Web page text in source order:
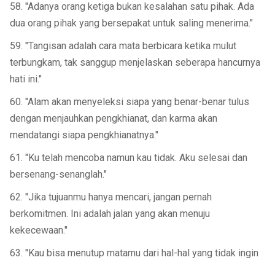
58. "Adanya orang ketiga bukan kesalahan satu pihak. Ada
dua orang pihak yang bersepakat untuk saling menerima."
59. "Tangisan adalah cara mata berbicara ketika mulut
terbungkam, tak sanggup menjelaskan seberapa hancurnya
hati ini."
60. "Alam akan menyeleksi siapa yang benar-benar tulus
dengan menjauhkan pengkhianat, dan karma akan
mendatangi siapa pengkhianatnya."
61. "Ku telah mencoba namun kau tidak. Aku selesai dan
bersenang-senanglah."
62. "Jika tujuanmu hanya mencari, jangan pernah
berkomitmen. Ini adalah jalan yang akan menuju
kekecewaan."
63. "Kau bisa menutup matamu dari hal-hal yang tidak ingin